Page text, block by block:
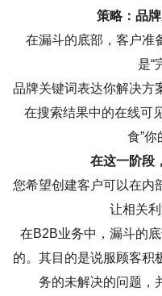
策略：品
在漏斗的底部，客户准
是“
品牌关键词表达你解决方
在搜索结果中的在线可
食”你
在这一阶段
您希望创建客户可以在内
让相关利
在B2B业务中，漏斗的
的。其目的是说服顾客积
务的未解决的问题，